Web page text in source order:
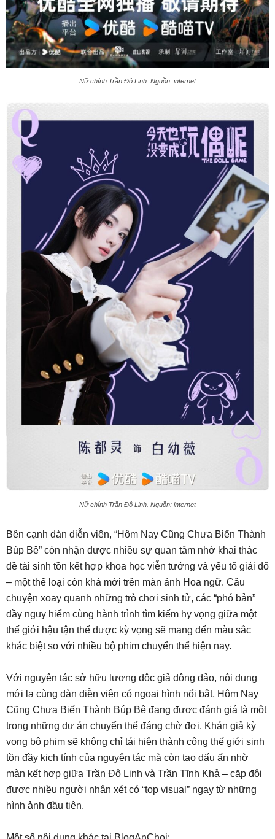
Nữ chính Trần Đô Linh. Nguồn: internet
Nữ chính Trần Đô Linh. Nguồn: internet
Bên cạnh dàn diễn viên, “Hôm Nay Cũng Chưa Biến Thành
Búp Bê” còn nhận được nhiều sự quan tâm nhờ khai thác
đề tài sinh tồn kết hợp khoa học viễn tưởng và yếu tố giải đố
– một thể loại còn khá mới trên màn ảnh Hoa ngữ. Câu
chuyện xoay quanh những trò chơi sinh tử, các “phó bản”
đầy nguy hiểm cùng hành trình tìm kiếm hy vọng giữa một
thế giới hậu tận thế được kỳ vọng sẽ mang đến màu sắc
khác biệt so với nhiều bộ phim chuyển thể hiện nay.
Với nguyên tác sở hữu lượng độc giả đông đảo, nội dung
mới lạ cùng dàn diễn viên có ngoại hình nổi bật, Hôm Nay
Cũng Chưa Biến Thành Búp Bê đang được đánh giá là một
trong những dự án chuyển thể đáng chờ đợi. Khán giả kỳ
vọng bộ phim sẽ không chỉ tái hiện thành công thế giới sinh
tồn đầy kịch tính của nguyên tác mà còn tạo dấu ấn nhờ
màn kết hợp giữa Trần Đô Linh và Trần Tĩnh Khả – cặp đôi
được nhiều người nhận xét có “top visual” ngay từ những
hình ảnh đầu tiên.